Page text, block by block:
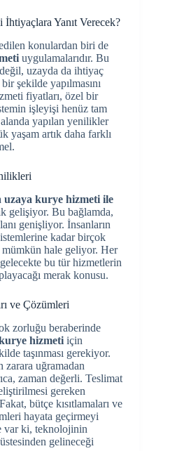
Yanıt Verecek?
konulardan biri de
uygulamalarıdır. Bu
uzayda da ihtiyaç
şekilde yapılmasını
fiyatları, özel bir
işleyişi henüz tam
yapılan yenilikler
yaşam artık daha farklı
uzaya kurye hizmeti ile
gelişiyor. Bu bağlamda,
genişliyor. İnsanların
kadar birçok
hale geliyor. Her
bu tür hizmetlerin
merak konusu.
ve Çözümleri
zorluğu beraberinde
hizmeti için
taşınması gerekiyor.
zarara uğramadan
zaman değerli. Teslimat
gereken
bütçe kısıtlamaları ve
hayata geçirmeyi
var ki, teknolojinin
gelineceği